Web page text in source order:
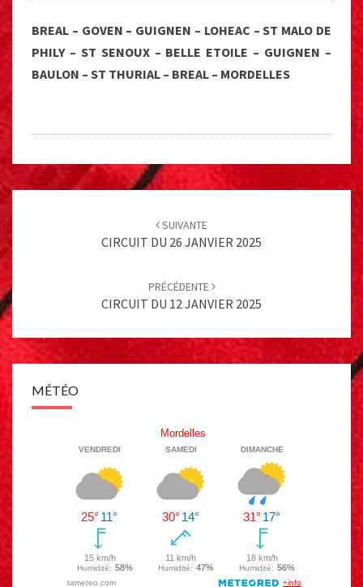
BREAL – GOVEN – GUIGNEN – LOHEAC – ST MALO DE
PHILY – ST SENOUX – BELLE ETOILE – GUIGNEN –
BAULON – ST THURIAL – BREAL – MORDELLES
Post
navigation
SUIVANTE
CIRCUIT DU 26 JANVIER 2025
PRÉCÉDENTE
CIRCUIT DU 12 JANVIER 2025
MÉTÉO